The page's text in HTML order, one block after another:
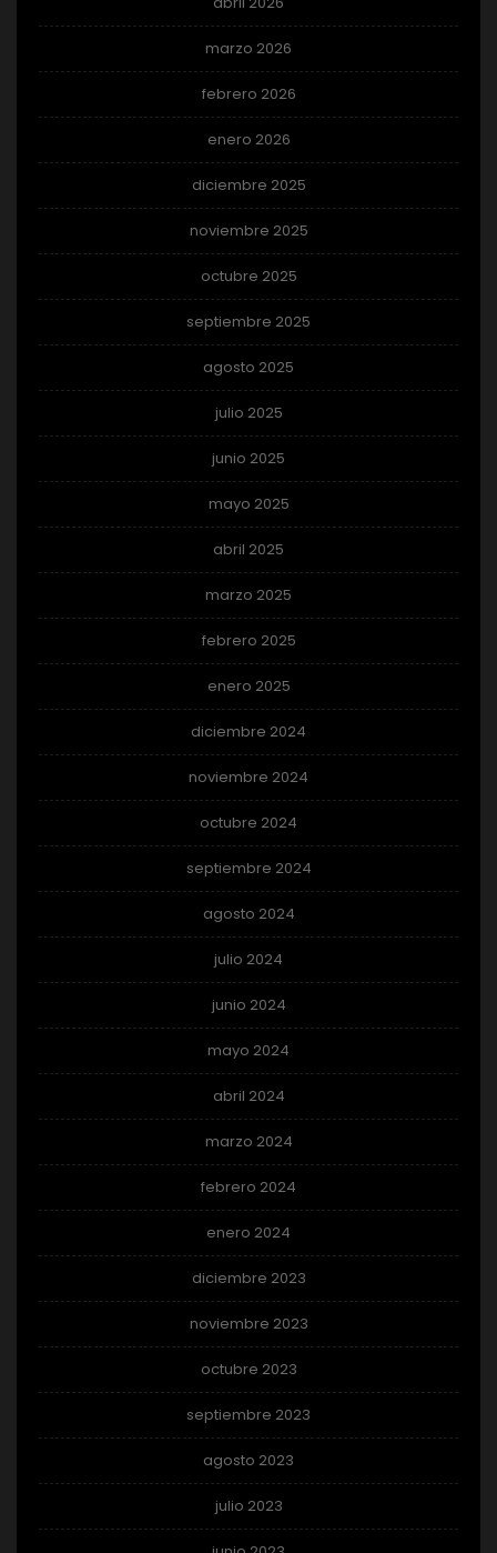
marzo 2026
febrero 2026
enero 2026
diciembre 2025
noviembre 2025
octubre 2025
septiembre 2025
agosto 2025
julio 2025
junio 2025
mayo 2025
abril 2025
marzo 2025
febrero 2025
enero 2025
diciembre 2024
noviembre 2024
octubre 2024
septiembre 2024
agosto 2024
julio 2024
junio 2024
mayo 2024
abril 2024
marzo 2024
febrero 2024
enero 2024
diciembre 2023
noviembre 2023
octubre 2023
septiembre 2023
agosto 2023
julio 2023